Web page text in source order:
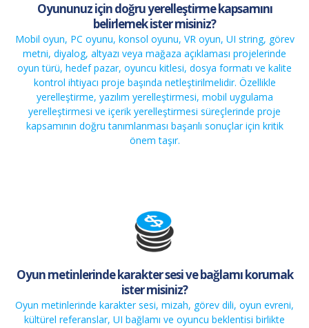
Oyununuz için doğru yerelleştirme kapsamını
belirlemek ister misiniz?
Mobil oyun, PC oyunu, konsol oyunu, VR oyun, UI string, görev
metni, diyalog, altyazı veya mağaza açıklaması projelerinde
oyun türü, hedef pazar, oyuncu kitlesi, dosya formatı ve kalite
kontrol ihtiyacı proje başında netleştirilmelidir. Özellikle
yerelleştirme, yazılım yerelleştirmesi, mobil uygulama
yerelleştirmesi ve içerik yerelleştirmesi süreçlerinde proje
kapsamının doğru tanımlanması başarılı sonuçlar için kritik
önem taşır.
Oyun metinlerinde karakter sesi ve bağlamı korumak
ister misiniz?
Oyun metinlerinde karakter sesi, mizah, görev dili, oyun evreni,
kültürel referanslar, UI bağlamı ve oyuncu beklentisi birlikte